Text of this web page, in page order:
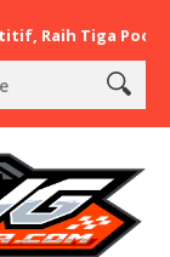
Tiga Podium di